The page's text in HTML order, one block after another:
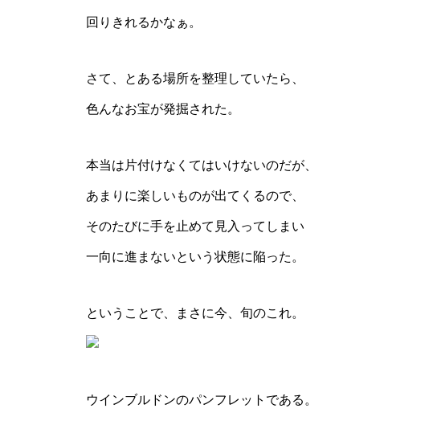
回りきれるかなぁ。
さて、とある場所を整理していたら、
色んなお宝が発掘された。
本当は片付けなくてはいけないのだが、
あまりに楽しいものが出てくるので、
そのたびに手を止めて見入ってしまい
一向に進まないという状態に陥った。
ということで、まさに今、旬のこれ。
ウインブルドンのパンフレットである。